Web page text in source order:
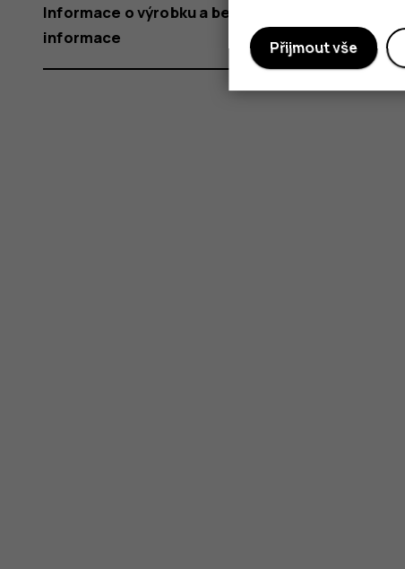
Informace o výrobku a bezpečnostní
informace
Přijmout vše